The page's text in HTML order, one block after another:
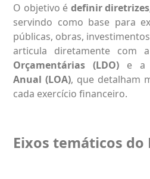
O objetivo é definir
servindo como base para
públicas, obras,
articula diretamente com a
Orçamentárias (LDO) e a
Anual (LOA), que detalham
cada exercício financeiro.
Eixos temáticos do